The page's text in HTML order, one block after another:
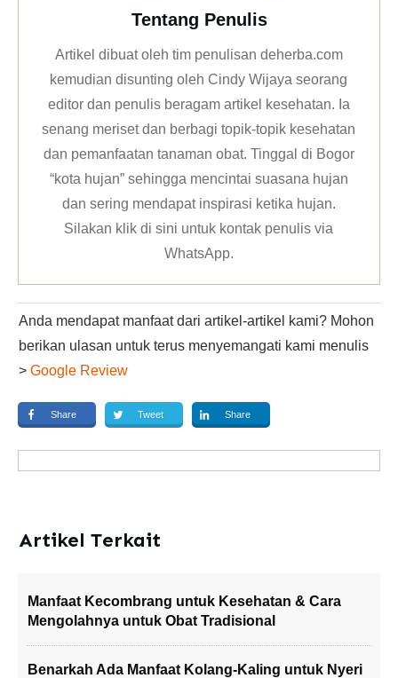
Tentang Penulis
Artikel dibuat oleh tim penulisan deherba.com
kemudian disunting oleh Cindy Wijaya seorang
editor dan penulis beragam artikel kesehatan. Ia
senang meriset dan berbagi topik-topik kesehatan
dan pemanfaatan tanaman obat. Tinggal di Bogor
“kota hujan” sehingga mencintai suasana hujan
dan sering mendapat inspirasi ketika hujan.
Silakan klikdi sini untuk kontak penulis via
WhatsApp.
Anda mendapat manfaat dari artikel-artikel kami? Mohon
berikan ulasan untuk terus menyemangati kami menulis
> Google Review
Share Tweet Share
Artikel Terkait
Manfaat Kecombrang untuk Kesehatan & Cara
Mengolahnya untuk Obat Tradisional
Benarkah Ada Manfaat Kolang-Kaling untuk Nyeri